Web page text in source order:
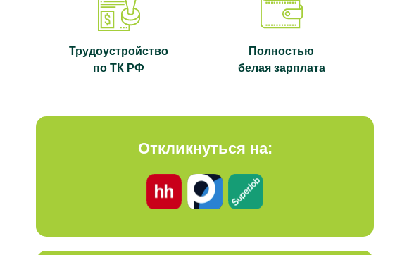
Трудоустройство
по ТК РФ
Полностью
белая зарплата
Откликнуться на: